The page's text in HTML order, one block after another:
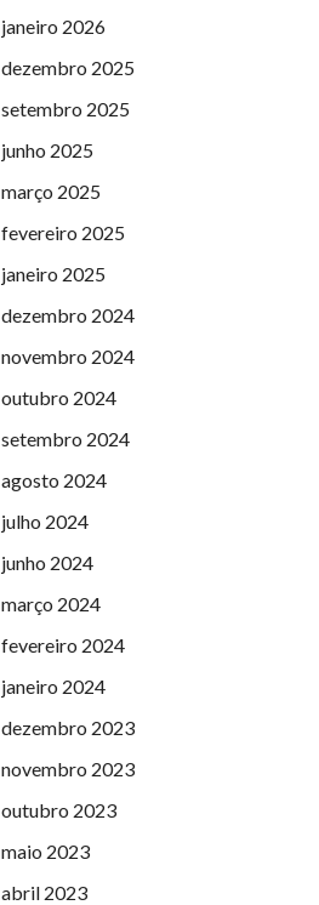
janeiro 2026
dezembro 2025
setembro 2025
junho 2025
março 2025
fevereiro 2025
janeiro 2025
dezembro 2024
novembro 2024
outubro 2024
setembro 2024
agosto 2024
julho 2024
junho 2024
março 2024
fevereiro 2024
janeiro 2024
dezembro 2023
novembro 2023
outubro 2023
maio 2023
abril 2023